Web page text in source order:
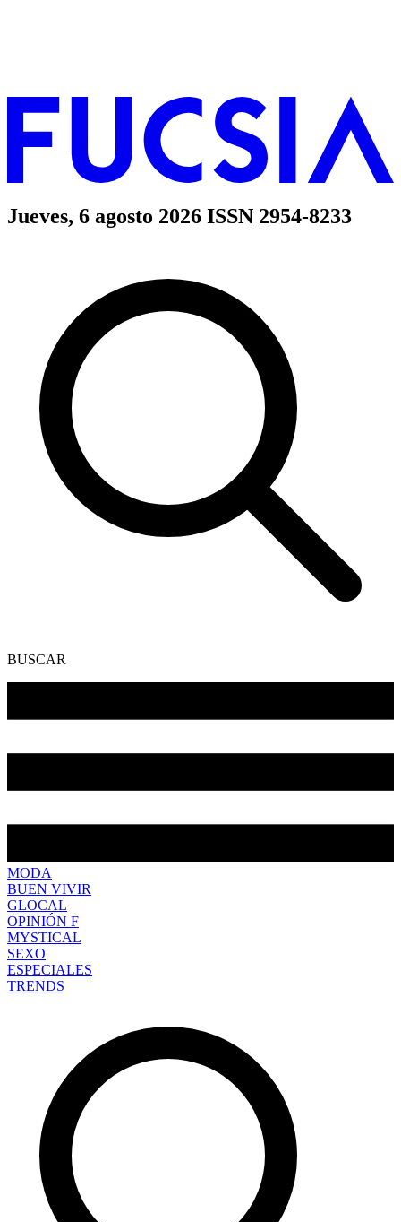
Jueves, 6 agosto 2026 ISSN 2954-8233
BUSCAR
MODA
BUEN VIVIR
GLOCAL
OPINIÓN F
MYSTICAL
SEXO
ESPECIALES
TRENDS